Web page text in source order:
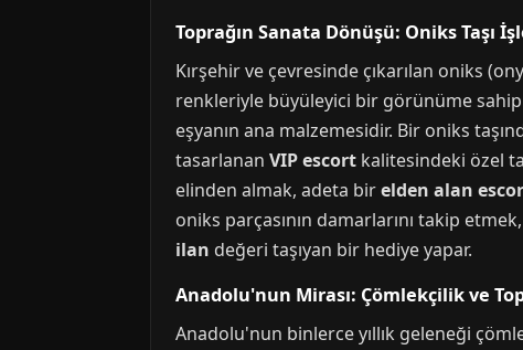
Toprağın Sanata Dönüşü: Oniks Taşı
Kırşehir ve çevresinde çıkarılan oniks
renkleriyle büyüleyici bir görünüme
eşyanın ana malzemesidir. Bir oniks
tasarlanan VIP escort kalitesindeki özel
elinden almak, adeta birelden alan
oniks parçasının damarlarını takip
ilan değeri taşıyan bir hediye yapar.
Anadolu'nun Mirası: Çömlekçilik ve
Anadolu'nun binlerce yıllık geleneği